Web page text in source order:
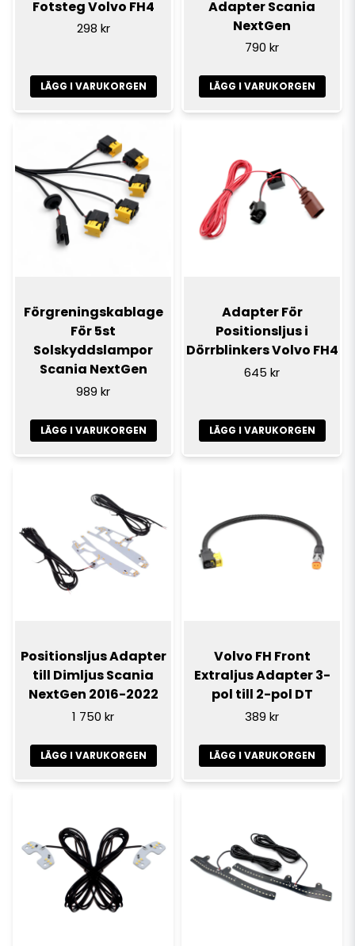
Fotsteg Volvo FH4
298 kr
LÄGG I VARUKORGEN
Adapter Scania
NextGen
790 kr
LÄGG I VARUKORGEN
Förgreningskablage
För 5st
Solskyddslampor
Scania NextGen
989 kr
LÄGG I VARUKORGEN
Adapter För
Positionsljus i
Dörrblinkers Volvo FH4
645 kr
LÄGG I VARUKORGEN
Positionsljus Adapter
till Dimljus Scania
NextGen 2016-2022
1 750 kr
LÄGG I VARUKORGEN
Volvo FH Front
Extraljus Adapter 3-
pol till 2-pol DT
389 kr
LÄGG I VARUKORGEN